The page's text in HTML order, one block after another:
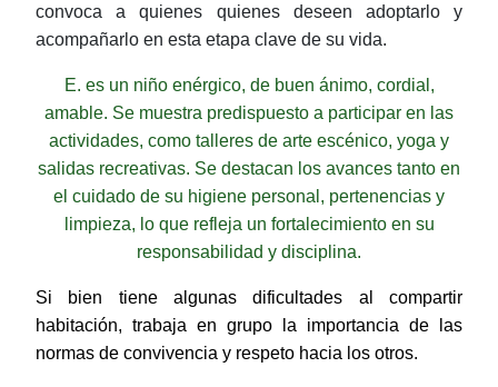
convoca a quienes quienes deseen adoptarlo y
acompañarlo en esta etapa clave de su vida.
E. es un niño enérgico, de buen ánimo, cordial,
amable. Se muestra predispuesto a participar en las
actividades, como talleres de arte escénico, yoga y
salidas recreativas. Se destacan los avances tanto en
el cuidado de su higiene personal, pertenencias y
limpieza, lo que refleja un fortalecimiento en su
responsabilidad y disciplina.
Si bien tiene algunas dificultades al compartir
habitación, trabaja en grupo la importancia de las
normas de convivencia y respeto hacia los otros.